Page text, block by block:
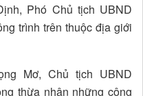
Phó Chủ tịch UBND
trình trên thuộc địa giới
Mơ, Chủ tịch UBND
thừa nhận những công